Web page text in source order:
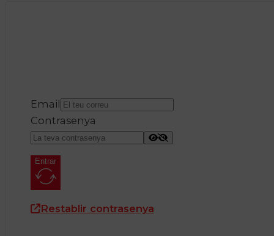
Email
Contrasenya
Entrar
Restablir contrasenya